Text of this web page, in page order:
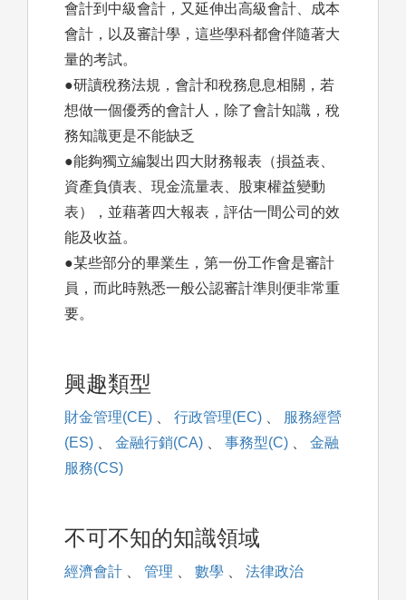
會計到中級會計，又延伸出高級會計、成本
會計，以及審計學，這些學科都會伴隨著大
量的考試。
●研讀稅務法規，會計和稅務息息相關，若
想做一個優秀的會計人，除了會計知識，稅
務知識更是不能缺乏
●能夠獨立編製出四大財務報表（損益表、
資產負債表、現金流量表、股東權益變動
表），並藉著四大報表，評估一間公司的效
能及收益。
●某些部分的畢業生，第一份工作會是審計
員，而此時熟悉一般公認審計準則便非常重
要。
興趣類型
財金管理(CE) 、 行政管理(EC) 、
服務經營
(ES) 、 金融行銷(CA) 、 事務型(C) 、
金融
服務(CS)
不可不知的知識領域
經濟會計 、 管理 、 數學 、 法律政治